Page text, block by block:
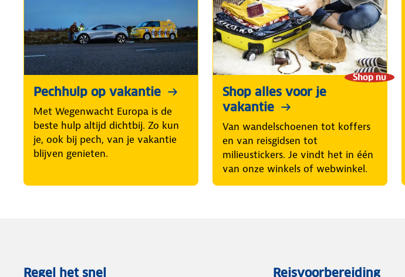
Pechhulp op vakantie
Met Wegenwacht Europa is de
beste hulp altijd dichtbij. Zo kun
je, ook bij pech, van je vakantie
blijven genieten.
Shop nu
Shop alles voor je
vakantie
Van wandelschoenen tot koffers
en van reisgidsen tot
milieustickers. Je vindt het in één
van onze winkels of webwinkel.
Regel het snel Reisvoorbereiding